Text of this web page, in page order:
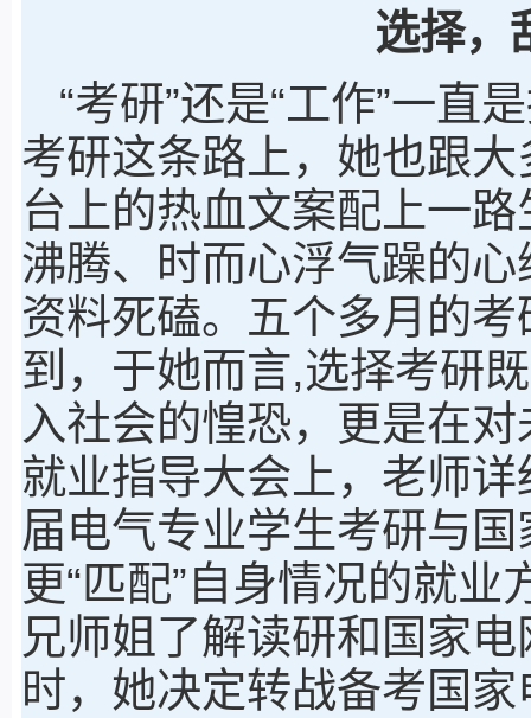
选择，
“考研”还是“工作”一直
考研这条路上，她也跟
台上的热血文案配上一
沸腾、时而心浮气躁的
资料死磕。五个多月的
到，于她而言,选择考研
入社会的惶恐，更是在
就业指导大会上，老师
届电气专业学生考研与
更“匹配”自身情况的就
兄师姐了解读研和国家
时，她决定转战备考国家